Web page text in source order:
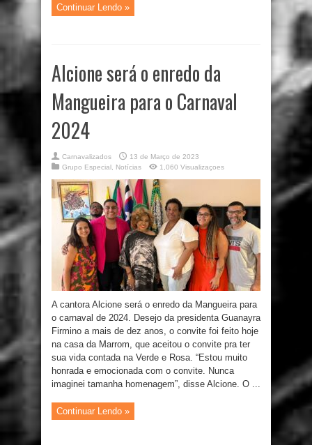
Continuar Lendo »
Alcione será o enredo da
Mangueira para o Carnaval
2024
Carnavalizados
13 de Março de 2023
Grupo Especial
Notícias 1,060 Visualizaçoes
A cantora Alcione será o enredo da Mangueira para
o carnaval de 2024. Desejo da presidenta Guanayra
Firmino a mais de dez anos, o convite foi feito hoje
na casa da Marrom, que aceitou o convite pra ter
sua vida contada na Verde e Rosa. “Estou muito
honrada e emocionada com o convite. Nunca
imaginei tamanha homenagem”, disse Alcione. O ...
Continuar Lendo »